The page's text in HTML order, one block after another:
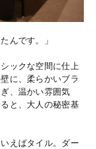
んです。」
ックな空間に仕上
に、柔らかいブラ
、温かい雰囲気
と、大人の秘密基
えばタイル。ダー